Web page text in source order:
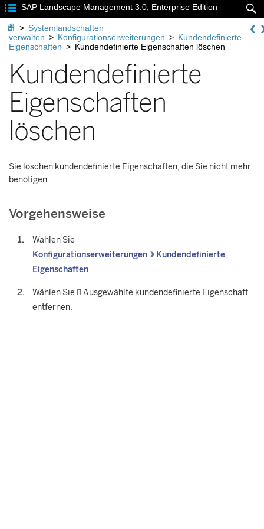

 SAP Landscape Management 3.0, Enterprise Edition
 > Systemlandschaften
verwalten > Konfigurationserweiterungen > Kundendefinierte
Eigenschaften > Kundendefinierte Eigenschaften löschen
Kundendefinierte
Eigenschaften
löschen
Sie löschen kundendefinierte Eigenschaften, die Sie nicht mehr
benötigen.
Vorgehensweise
Wählen Sie
Konfigurationserweiterungen
Kundendefinierte
Eigenschaften .
Wählen Sie  Ausgewählte kundendefinierte Eigenschaft
entfernen.